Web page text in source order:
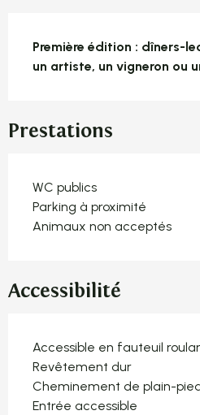
Première édition : dîners-
un artiste, un vigneron ou
Prestations
WC publics
Parking à proximité
Animaux non acceptés
Accessibilité
Accessible en fauteuil
Revêtement dur
Cheminement de plain-
Entrée accessible